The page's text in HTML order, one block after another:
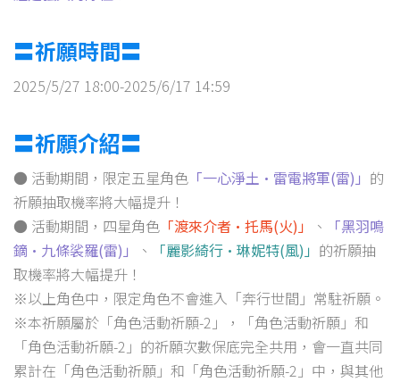
〓祈願時間〓
2025/5/27 18:00-2025/6/17 14:59
〓祈願介紹〓
● 活動期間，限定五星角色 「一心淨土·雷電將軍(雷)」 的
祈願抽取機率將大幅提升！
● 活動期間，四星角色 「渡來介者·托馬(火)」 、
「黑羽鳴
鏑·九條裟羅(雷)」
、 「麗影綺行·琳妮特(風)」 的祈願抽
取機率將大幅提升！
※以上角色中，限定角色不會進入「奔行世間」常駐祈願。
※本祈願屬於「角色活動祈願-2」，「角色活動祈願」和
「角色活動祈願-2」的祈願次數保底完全共用，會一直共同
累計在「角色活動祈願」和「角色活動祈願-2」中，與其他